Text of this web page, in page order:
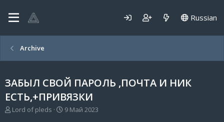
Russian
Archive
ЗАБЫЛ СВОЙ ПАРОЛЬ ,ПОЧТА И НИК
ЕСТЬ,+ПРИВЯЗКИ
АLord of pleds
Д
9 Май 2023